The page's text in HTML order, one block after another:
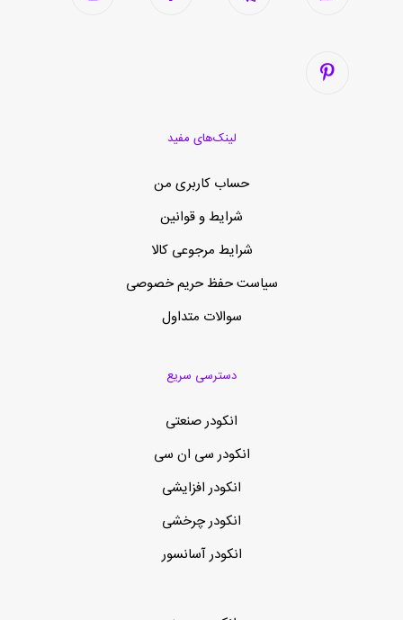
لینک‌های مفید
حساب کاربری من
شرایط و قوانین
شرایط مرجوعی کالا
سیاست حفظ حریم خصوصی
سوالات متداول
دسترسی سریع
انکودر صنعتی
انکودر سی ان سی
انکودر افزایشی
انکودر چرخشی
انکودر آسانسور